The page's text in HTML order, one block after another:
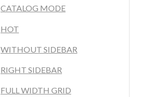
CATALOG MODE
HOT
WITHOUT SIDEBAR
RIGHT SIDEBAR
FULL WIDTH GRID